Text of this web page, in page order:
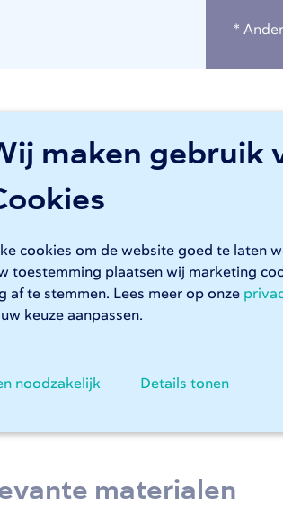
maken gebruik
cookies om de website goed te laten
toestemming plaatsen wij marketing
te stemmen. Lees meer op onze
keuze aanpassen.
noodzakelijk Details tonen
*
bij 247TailorSteel
u rekenen op betrouwbaar maatwerk
met precisie en snelheid, waarbij
assemblage. Deze
RVS buizen.
bij 247TailorSteel
materialen